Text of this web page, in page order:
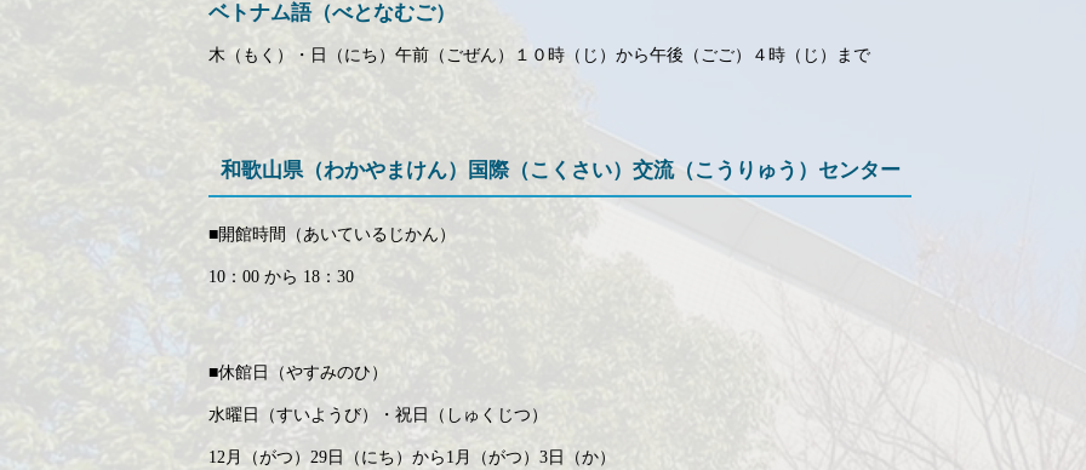
ベトナム語（べとなむご）
木（もく）・日（にち）午前（ごぜん）１０時（じ）から午後（ごご）４時（じ）まで
和歌山県（わかやまけん）国際（こくさい）交流（こうりゅう）センター
■開館時間（あいているじかん）
10：00 から 18：30
■休館日（やすみのひ）
水曜日（すいようび）・祝日（しゅくじつ）
12月（がつ）29日（にち）から1月（がつ）3日（か）